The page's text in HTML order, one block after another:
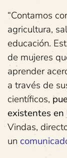
“Contamos
agricultura,
educación.
de mujeres
aprender
a través de
científicos,
existentes en
Vindas,
un